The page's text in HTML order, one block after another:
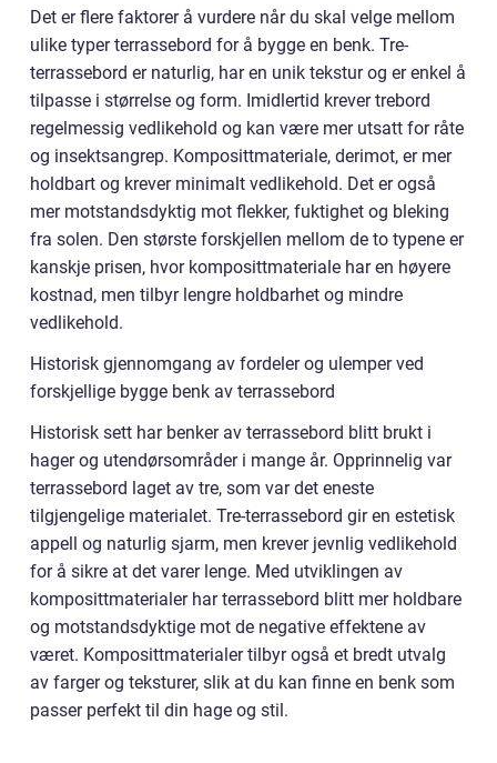
Det er flere faktorer å vurdere når du skal velge mellom
ulike typer terrassebord for å bygge en benk. Tre-
terrassebord er naturlig, har en unik tekstur og er enkel å
tilpasse i størrelse og form. Imidlertid krever trebord
regelmessig vedlikehold og kan være mer utsatt for råte
og insektsangrep. Komposittmateriale, derimot, er mer
holdbart og krever minimalt vedlikehold. Det er også
mer motstandsdyktig mot flekker, fuktighet og bleking
fra solen. Den største forskjellen mellom de to typene er
kanskje prisen, hvor komposittmateriale har en høyere
kostnad, men tilbyr lengre holdbarhet og mindre
vedlikehold.
Historisk gjennomgang av fordeler og ulemper ved
forskjellige bygge benk av terrassebord
Historisk sett har benker av terrassebord blitt brukt i
hager og utendørsområder i mange år. Opprinnelig var
terrassebord laget av tre, som var det eneste
tilgjengelige materialet. Tre-terrassebord gir en estetisk
appell og naturlig sjarm, men krever jevnlig vedlikehold
for å sikre at det varer lenge. Med utviklingen av
komposittmaterialer har terrassebord blitt mer holdbare
og motstandsdyktige mot de negative effektene av
været. Komposittmaterialer tilbyr også et bredt utvalg
av farger og teksturer, slik at du kan finne en benk som
passer perfekt til din hage og stil.